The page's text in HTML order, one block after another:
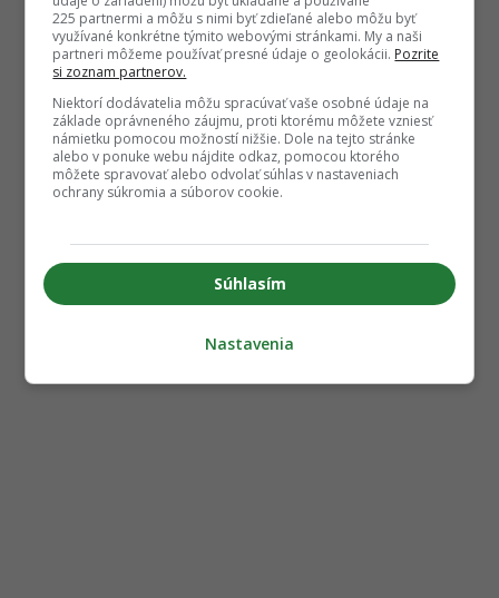
225 partnermi a môžu s nimi byť zdieľané alebo môžu byť
využívané konkrétne týmito webovými stránkami. My a naši
partneri môžeme používať presné údaje o geolokácii. Pozrite
si zoznam partnerov.
Niektorí dodávatelia môžu spracúvať vaše osobné údaje na
základe oprávneného záujmu, proti ktorému môžete vzniesť
námietku pomocou možností nižšie. Dole na tejto stránke
alebo v ponuke webu nájdite odkaz, pomocou ktorého
môžete spravovať alebo odvolať súhlas v nastaveniach
ochrany súkromia a súborov cookie.
Súhlasím
Nastavenia